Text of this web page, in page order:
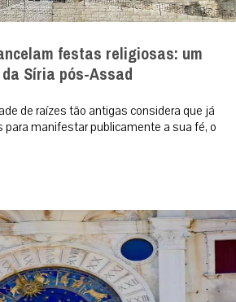
festas religiosas: um
Síria pós-Assad
de raízes tão antigas considera que já
manifestar publicamente a sua fé, o